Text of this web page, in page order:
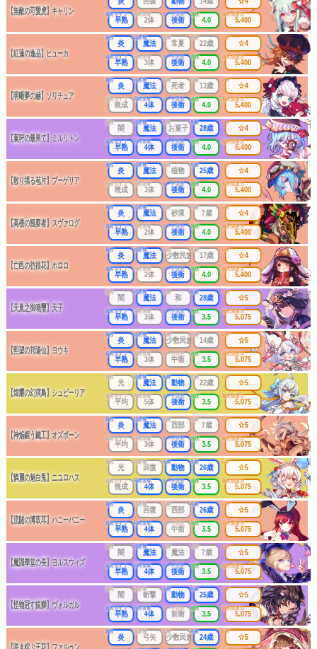
【無敵の可愛虎】キャリン 成長タイプ
早熟
同時攻撃
2体
リーチ区分
後衛
連携
4.0
最大防護力
5.400
【紅蓮の逸品】ヒューカ
属性
炎
武器種
魔法
出身
常夏
年齢
22歳
成長タイプ
早熟
同時攻撃
3体
リーチ区分
後衛
連携
4.0
レア
☆4
最大防護力
5.400
【明晰夢の赫】ソリチュア
属性
炎
武器種
魔法
出身
死者
年齢
13歳
成長タイプ
晩成
同時攻撃
4体
リーチ区分
後衛
連携
4.0
レア
☆4
最大防護力
5.400
【菓狩の最果て】ミルリトン
属性
闇
武器種
魔法
出身
お菓子
年齢
28歳
成長タイプ
早熟
同時攻撃
4体
リーチ区分
後衛
連携
4.0
レア
☆4
最大防護力
5.400
【散り揺る苞片】ブーゲリア
属性
炎
武器種
魔法
出身
植物
年齢
25歳
成長タイプ
晩成
同時攻撃
3体
リーチ区分
後衛
連携
4.0
レア
☆4
最大防護力
5.400
【高楼の観察者】スヴァログ
属性
炎
武器種
魔法
出身
砂漠
年齢
?歳
成長タイプ
早熟
同時攻撃
2体
リーチ区分
後衛
連携
4.0
レア
☆4
最大防護力
5.400
【亡邑の彷徨花】ホロロ
属性
炎
武器種
魔法
出身
少数民族
年齢
17歳
成長タイプ
早熟
同時攻撃
2体
リーチ区分
後衛
連携
4.0
レア
☆4
最大防護力
5.400
【天胤之御曉璽】天子
属性
闇
武器種
魔法
出身
和
年齢
28歳
成長タイプ
早熟
同時攻撃
3体
リーチ区分
後衛
連携
3.5
レア
☆5
最大防護力
5.075
【熙望の邦陽仙】ヨウキ
属性
炎
武器種
魔法
出身
少数民族
年齢
14歳
成長タイプ
早熟
同時攻撃
3体
リーチ区分
中衛
連携
3.5
レア
☆5
最大防護力
5.075
【煌耀の幻演鳥】シュピーリア
属性
光
武器種
魔法
出身
動物
年齢
22歳
成長タイプ
平均
同時攻撃
5体
リーチ区分
後衛
連携
3.5
レア
☆5
最大防護力
5.075
【神焔鍛う鐵工】オズボーン
属性
炎
武器種
魔法
出身
西部
年齢
?歳
成長タイプ
平均
同時攻撃
3体
リーチ区分
後衛
連携
3.5
レア
☆5
最大防護力
5.075
【憐麗の魅白兎】ニユロハス
属性
光
武器種
回復
出身
動物
年齢
26歳
成長タイプ
晩成
同時攻撃
4体
リーチ区分
後衛
連携
3.5
レア
☆5
最大防護力
5.075
【流賭の博双耳】ハニーバニー
属性
炎
武器種
回復
出身
西部
年齢
26歳
成長タイプ
早熟
同時攻撃
4体
リーチ区分
中衛
連携
3.5
レア
☆5
最大防護力
5.075
【魔識學堂の長】ヨルスウィズ
属性
闇
武器種
魔法
出身
魔法
年齢
?歳
成長タイプ
早熟
同時攻撃
4体
リーチ区分
後衛
連携
3.5
レア
☆5
最大防護力
5.075
【怪物冠す鋭獅】ヴォルガル
属性
闇
武器種
斬撃
出身
動物
年齢
25歳
成長タイプ
早熟
同時攻撃
4体
リーチ区分
前衛
連携
3.5
レア
☆5
最大防護力
5.075
属性
炎
武器種
弓矢
出身
少数民族
年齢
24歳
レア
☆5